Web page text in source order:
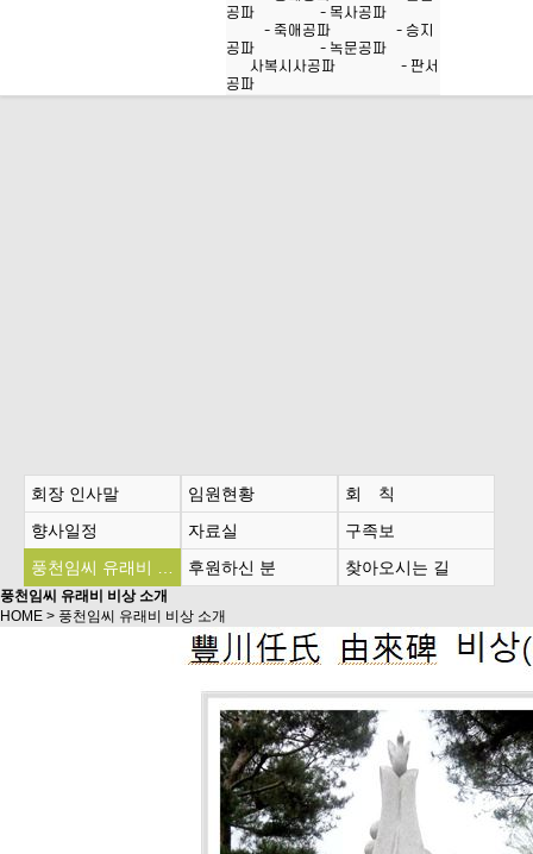
공파
- 목사공파
- 죽애공파
- 승지
공파
- 녹문공파
사복시사공파
- 판서
공파
회장 인사말 임원현황
회 칙
향사일정
자료실
구족보
후원하신 분 찾아오시는 길
풍천임씨 유래비 비상 소개
HOME > 풍천임씨 유래비 비상 소개